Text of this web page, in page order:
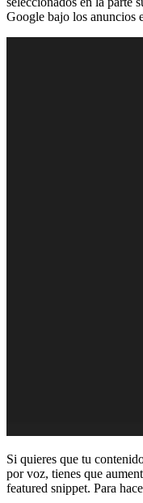
Google bajo los anuncios
Si quieres que tu
por voz, tienes que
featured snippet. Para